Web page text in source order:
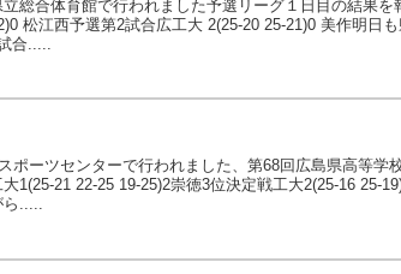
総合体育館で行われました予選リーグ１日目の結果
松江西予選第2試合広工大 2(25-20 25-21)0 美作明日
合.....
ポーツセンターで行われました、第68回広島県高等学
1(25-21 22-25 19-25)2崇徳3位決定戦工大2(25-16 25-
ら.....